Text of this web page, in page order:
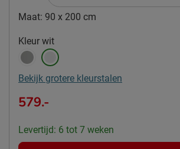
Maat: 90 x 200 cm
Kleur wit
Bekijk grotere kleurstalen
579.-
Levertijd: 6 tot 7 weken